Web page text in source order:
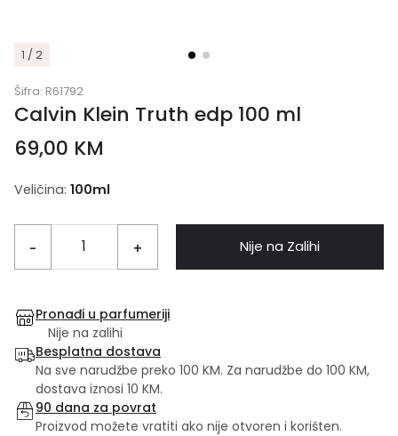
1 / 2
Šifra: R61792
Calvin Klein Truth edp 100 ml
69,00 KM
Veličina: 100ml
- + Nije na Zalihi
Pronađi u parfumeriji
Nije na zalihi
Besplatna dostava
Na sve narudžbe preko 100 KM. Za narudžbe do 100 KM,
dostava iznosi 10 KM.
90 dana za povrat
Proizvod možete vratiti ako nije otvoren i korišten.